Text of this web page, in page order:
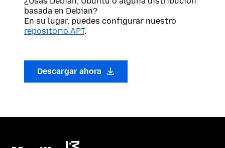
basada en Debian?
En su lugar, puedes configurar nuestro
repositorio APT.
Descargar ahora